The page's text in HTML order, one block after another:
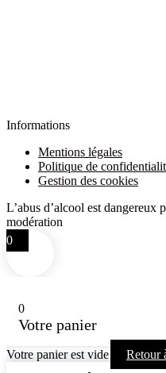
Informations
Mentions légales
Politique de
Gestion des cookies
L’abus d’alcool est dangereux
modération
0
0
Votre panier
Votre panier est vide Retour